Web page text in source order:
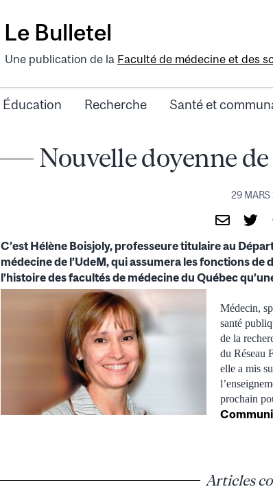
Le Bulletel
Une publication de la Faculté de médecine et des
Éducation Recherche Santé et
Nouvelle doyenne
29 MARS
C’est Hélène Boisjoly, professeure titulaire au
médecine de l’UdeM, qui assumera les fonctions de
l’histoire des facultés de médecine du Québec
Médecin,
santé
de la
du Réseau
elle a mis
prochain
Articles